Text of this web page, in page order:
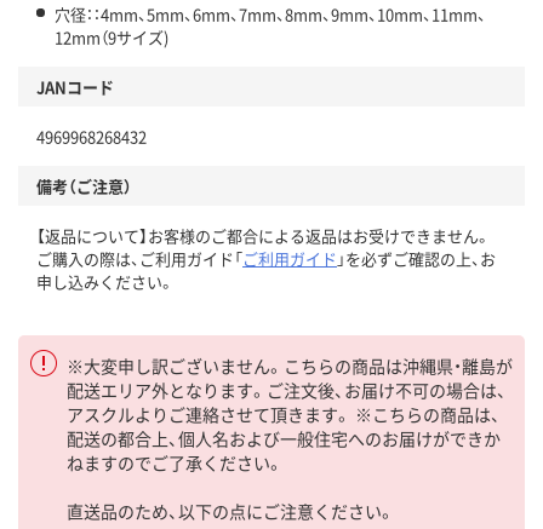
穴径：：4mm、5mm、6mm、7mm、8mm、9mm、10mm、11mm、
12mm（9サイズ)
JANコード
4969968268432
備考（ご注意）
【返品について】お客様のご都合による返品はお受けできません。
ご購入の際は、ご利用ガイド「ご利用ガイド 」を必ずご確認の上、お
申し込みください。
※大変申し訳ございません。こちらの商品は沖縄県・離島が
配送エリア外となります。ご注文後、お届け不可の場合は、
アスクルよりご連絡させて頂きます。 ※こちらの商品は、
配送の都合上、個人名および一般住宅へのお届けができか
ねますのでご了承ください。
直送品のため、以下の点にご注意ください。